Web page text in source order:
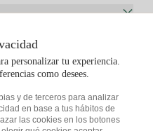
Clientes
personalizar tu experiencia.
como desees.
y de terceros para analizar
en base a tus hábitos de
las cookies en los botones